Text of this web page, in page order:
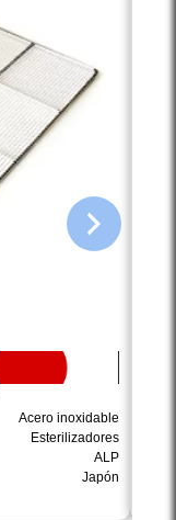
Acero inoxidable
Esterilizadores
ALP
Japón